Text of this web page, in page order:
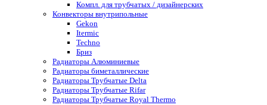
Компл. для трубчатых / дизайнерских
Конвекторы внутрипольные
Gekon
Itermic
Techno
Бриз
Радиаторы Алюминиевые
Радиаторы биметаллические
Радиаторы Трубчатые Delta
Радиаторы Трубчатые Rifar
Радиаторы Трубчатые Royal Thermo